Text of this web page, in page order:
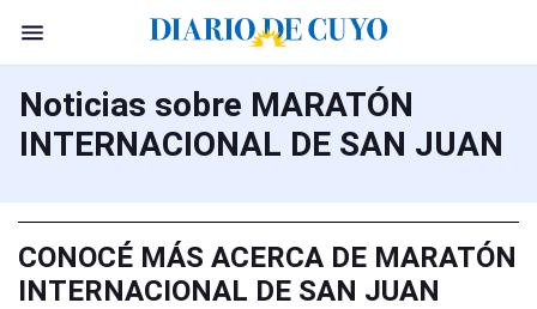
Noticias sobre MARATÓN
INTERNACIONAL DE SAN JUAN
CONOCÉ MÁS ACERCA DE MARATÓN
INTERNACIONAL DE SAN JUAN